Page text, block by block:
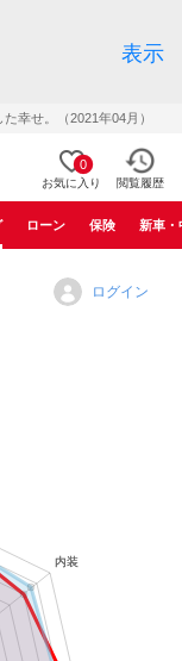
表示
幸せ。（2021年04月）
0
お気に入り 閲覧履歴
ローン 保険 新車・
ログイン